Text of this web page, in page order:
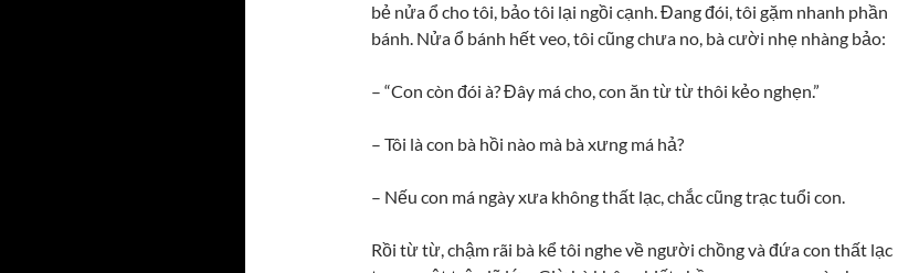
bẻ nửa ổ cho tôi, bảo tôi lại ngồi cạnh. Đang đói, tôi gặm nhanh phần
bánh. Nửa ổ bánh hết veo, tôi cũng chưa no, bà cười nhẹ nhàng bảo:
– “Con còn đói à? Đây má cho, con ăn từ từ thôi kẻo nghẹn.”
– Tôi là con bà hồi nào mà bà xưng má hả?
– Nếu con má ngày xưa không thất lạc, chắc cũng trạc tuổi con.
Rồi từ từ, chậm rãi bà kể tôi nghe về người chồng và đứa con thất lạc